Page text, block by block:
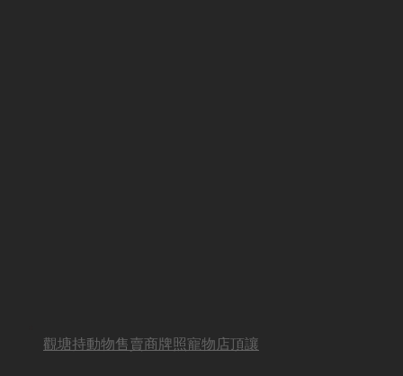
觀塘持動物售賣商牌照寵物店頂讓